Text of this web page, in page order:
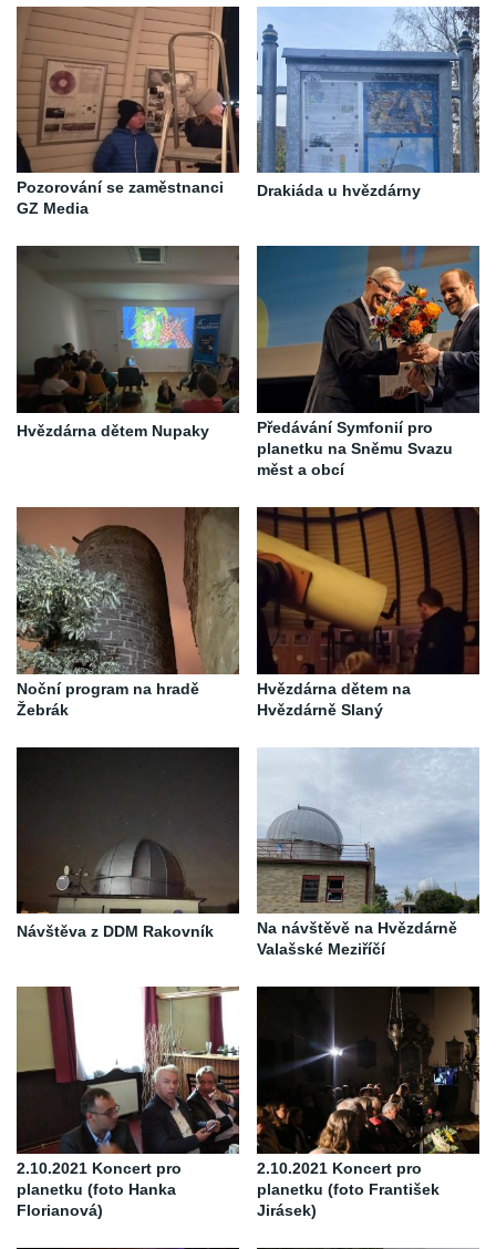
Pozorování se zaměstnanci
GZ Media
Drakiáda u hvězdárny
Hvězdárna dětem Nupaky
Předávání Symfonií pro
planetku na Sněmu Svazu
měst a obcí
Noční program na hradě
Žebrák
Hvězdárna dětem na
Hvězdárně Slaný
Návštěva z DDM Rakovník
Na návštěvě na Hvězdárně
Valašské Meziříčí
2.10.2021 Koncert pro
planetku (foto Hanka
Florianová)
2.10.2021 Koncert pro
planetku (foto František
Jirásek)